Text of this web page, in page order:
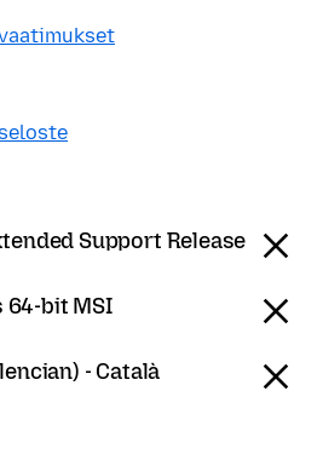
Support Release
64-bit MSI
- Català